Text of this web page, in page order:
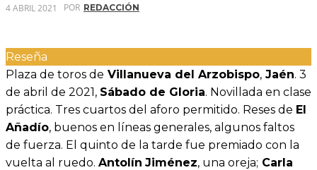
4 ABRIL 2021 POR REDACCIÓN
Reseña
Plaza de toros de Villanueva del Arzobispo, Jaén. 3
de abril de 2021, Sábado de Gloria. Novillada en clase
práctica. Tres cuartos del aforo permitido. Reses de El
Añadío, buenos en líneas generales, algunos faltos
de fuerza. El quinto de la tarde fue premiado con la
vuelta al ruedo. Antolín Jiménez, una oreja; Carla